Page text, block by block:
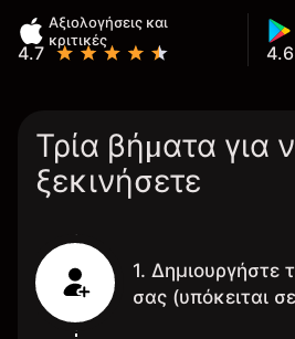
Αξιολογήσεις και
κριτικές
4.7 4.6
Τρία βήματα για
ξεκινήσετε
1. Δημιουργήστε
σας (υπόκειται